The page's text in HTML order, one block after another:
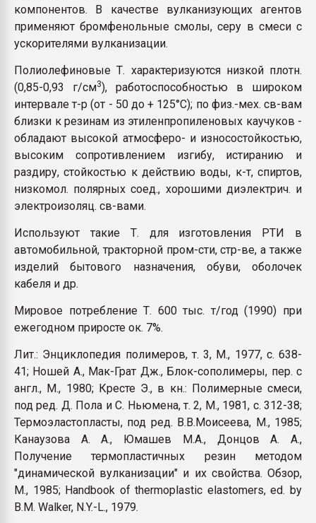
компонентов. В качестве вулканизующих агентов
применяют бромфенольные смолы, серу в смеси с
ускорителями вулканизации.
Полиолефиновые Т. характеризуются низкой плотн.
(0,85-0,93 г/см3), работоспособностью в широком
интервале т-р (от - 50 до + 125°С); по физ.-мех. св-вам
близки к резинам из этиленпропиленовых каучуков -
обладают высокой атмосферо- и износостойкостью,
высоким сопротивлением изгибу, истиранию и
раздиру, стойкостью к действию воды, к-т, спиртов,
низкомол. полярных соед., хорошими диэлектрич. и
электроизоляц. св-вами.
Используют такие Т. для изготовления РТИ в
автомобильной, тракторной пром-сти, стр-ве, а также
изделий бытового назначения, обуви, оболочек
кабеля и др.
Мировое потребление Т. 600 тыс. т/год (1990) при
ежегодном приросте ок. 7%.
Лит.: Энциклопедия полимеров, т. 3, М., 1977, с. 638-
41; Ношей А., Мак-Грат Дж., Блок-сополимеры, пер. с
англ., М., 1980; Кресте Э., в кн.: Полимерные смеси,
под ред. Д. Пола и С. Ньюмена, т. 2, М., 1981, с. 312-38;
Термоэластопласты, под ред. В.В.Моисеева, М., 1985;
Канаузова А. А., Юмашев М.А., Донцов А. А.,
Получение термопластичных резин методом
"динамической вулканизации" и их свойства. Обзор,
М., 1985; Handbook of thermoplastic elastomers, ed. by
B.M. Walker, N.Y.-L., 1979.